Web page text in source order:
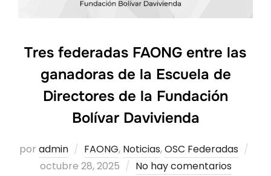
Tres federadas FAONG entre las
ganadoras de la Escuela de
Directores de la Fundación
Bolívar Davivienda
por admin FAONG, Noticias,OSC Federadas
octubre 28, 2025 No hay comentarios